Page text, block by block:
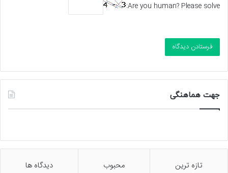
Are you human? Please solve:
جهت هماهنگی
تازه ترین محبوب دیدگاه ها